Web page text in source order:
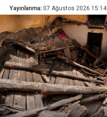
Yayınlanma: 07 Ağustos 2026 15:14